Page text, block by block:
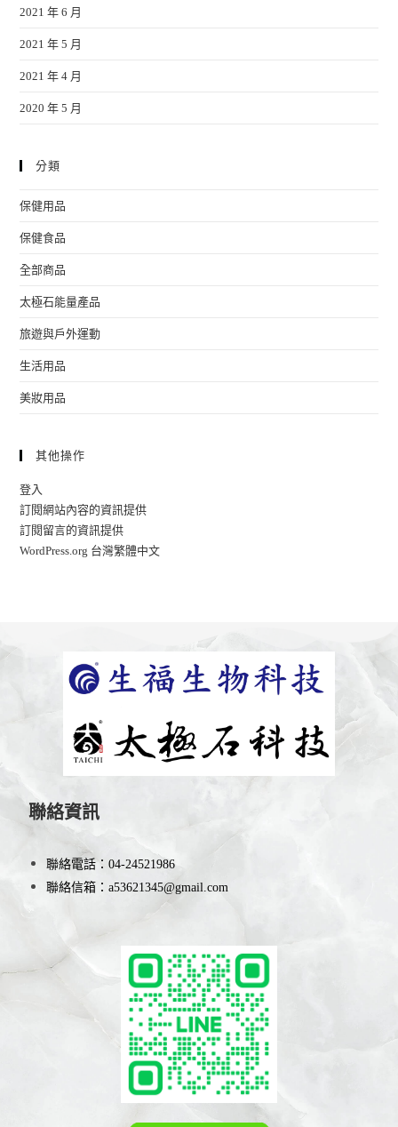
2021 年 6 月
2021 年 5 月
2021 年 4 月
2020 年 5 月
分類
保健用品
保健食品
全部商品
太極石能量產品
旅遊與戶外運動
生活用品
美妝用品
其他操作
登入
訂閱網站內容的資訊提供
訂閱留言的資訊提供
WordPress.org 台灣繁體中文
聯絡資訊
聯絡電話：04-24521986
聯絡信箱：a53621345@gmail.com